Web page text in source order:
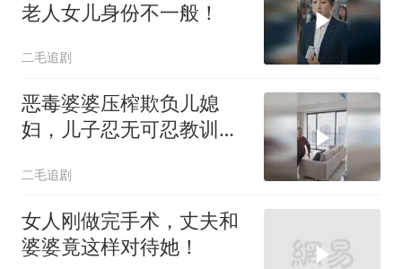
老人女儿身份不一般！
二毛追剧
恶毒婆婆压榨欺负儿媳
妇，儿子忍无可忍教训母
二毛追剧
女人刚做完手术，丈夫和
婆婆竟这样对待她！